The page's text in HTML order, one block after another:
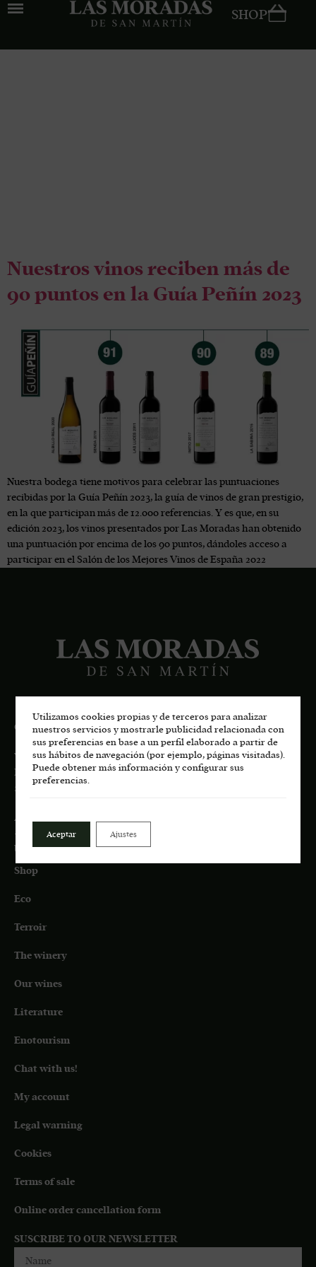
SHOP
Nuestros vinos reciben más de
90 puntos en la Guía Peñín 2023
Nuestra bodega tiene motivos para celebrar las puntuaciones
recibidas por la Guía Peñín 2023, la guía de vinos de gran prestigio,
en la que participan más de 12.000 referencias. Y es que, en su
edición 2023, los vinos presentados por Las Moradas han obtenido
una puntuación por encima de los 90 puntos, dándoles acceso a
participar en el Salón de los Mejores Vinos de España 2022
CONTACT
Viñedos de San Martín, S.L.U.
Pago de Los Castillejos, Ctra. M-541 Km 4,7
28680 San Martín de Valdeiglesias, MADRID
About us:
+34 687 45 72 35
bodega.lasmoradas@grupoenate.es
Shop
Eco
Terroir
The winery
Our wines
Literature
Enotourism
Chat with us!
My account
Legal warning
Cookies
Terms of sale
Online order cancellation form
SUSCRIBE TO OUR NEWSLETTER
Utilizamos cookies propias y de terceros para analizar
nuestros servicios y mostrarle publicidad relacionada con
sus preferencias en base a un perfil elaborado a partir de
sus hábitos de navegación (por ejemplo, páginas visitadas).
Puede obtener más información y configurar sus
preferencias.
Aceptar Ajustes